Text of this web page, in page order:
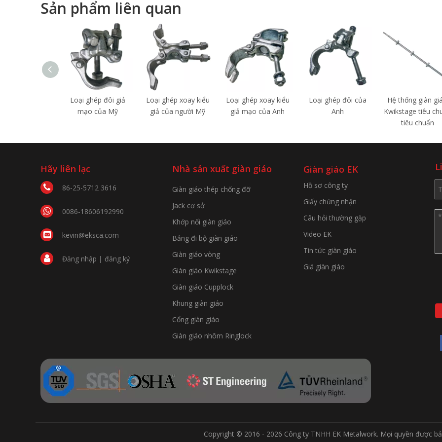
Sản phẩm liên quan
Loại ghép đôi giả
mạo của Mỹ
Loại ghép xoay kiểu
giả của người Mỹ
Loại ghép xoay kiểu
giả mạo của Anh
Loại ghép đôi của
Anh
Hệ thống giàn
Kwikstage tiêu
tiêu chuẩn
Hãy liên lạc
86-25-5712 3616
0086-18606192990
kevin@eksca.com
Đăng nhập | đăng ký
Nhà sản xuất giàn giáo
Giàn giáo thép chống đỡ
Jack cơ sở
Khớp nối giàn giáo
Bảng đi bộ giàn giáo
Giàn giáo vòng
Giàn giáo Kwikstage
Giàn giáo Cupplock
Khung giàn giáo
Cổng giàn giáo
Giàn giáo nhôm Ringlock
Giàn giáo EK
Hồ sơ công ty
Giấy chứng nhận
Câu hỏi thường gặp
Video EK
Tin tức giàn giáo
Giá giàn giáo
Copyright © 2016 - 2026 Công ty TNHH EK Metalwork. Mọi quyền được